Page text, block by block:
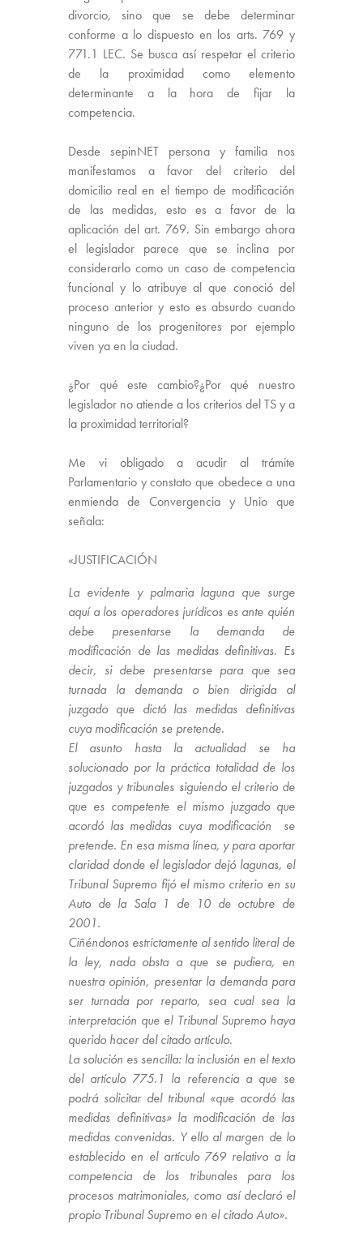
divorcio, sino que se debe determinar
conforme a lo dispuesto en los arts. 769 y
771.1 LEC. Se busca así respetar el criterio
de la proximidad como elemento
determinante a la hora de fijar la
competencia.
Desde sepinNET persona y familia nos
manifestamos a favor del criterio del
domicilio real en el tiempo de modificación
de las medidas, esto es a favor de la
aplicación del art. 769. Sin embargo ahora
el legislador parece que se inclina por
considerarlo como un caso de competencia
funcional y lo atribuye al que conoció del
proceso anterior y esto es absurdo cuando
ninguno de los progenitores por ejemplo
viven ya en la ciudad.
¿Por qué este cambio?¿Por qué nuestro
legislador no atiende a los criterios del TS y a
la proximidad territorial?
Me vi obligado a acudir al trámite
Parlamentario y constato que obedece a una
enmienda de Convergencia y Unio que
señala:
«JUSTIFICACIÓN
La evidente y palmaria laguna que surge
aquí a los operadores jurídicos es ante quién
debe presentarse la demanda de
modificación de las medidas definitivas. Es
decir, si debe presentarse para que sea
turnada la demanda o bien dirigida al
juzgado que dictó las medidas definitivas
cuya modificación se pretende.
El asunto hasta la actualidad se ha
solucionado por la práctica totalidad de los
juzgados y tribunales siguiendo el criterio de
que es competente el mismo juzgado que
acordó las medidas cuya modificación se
pretende. En esa misma línea, y para aportar
claridad donde el legislador dejó lagunas, el
Tribunal Supremo fijó el mismo criterio en su
Auto de la Sala 1 de 10 de octubre de
2001.
Ciñéndonos estrictamente al sentido literal de
la ley, nada obsta a que se pudiera, en
nuestra opinión, presentar la demanda para
ser turnada por reparto, sea cual sea la
interpretación que el Tribunal Supremo haya
querido hacer del citado artículo.
La solución es sencilla: la inclusión en el texto
del artículo 775.1 la referencia a que se
podrá solicitar del tribunal «que acordó las
medidas definitivas» la modificación de las
medidas convenidas. Y ello al margen de lo
establecido en el artículo 769 relativo a la
competencia de los tribunales para los
procesos matrimoniales, como así declaró el
propio Tribunal Supremo en el citado Auto».